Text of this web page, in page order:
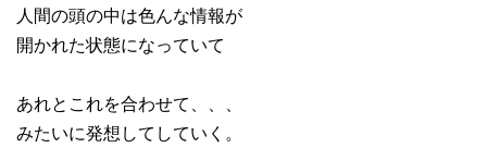
人間の頭の中は色んな情報が
開かれた状態になっていて
あれとこれを合わせて、、、
みたいに発想してしていく。